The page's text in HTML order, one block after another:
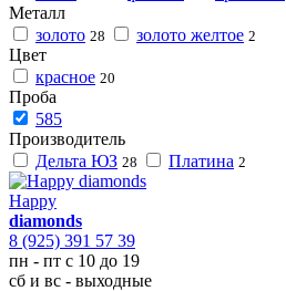
Металл
золото 28 золото желтое 2
Цвет
красное 20
Проба
585
Производитель
Дельта ЮЗ 28 Платина 2
Happy
diamonds
8 (925) 391 57 39
пн - пт с 10 до 19
сб и вс - выходные